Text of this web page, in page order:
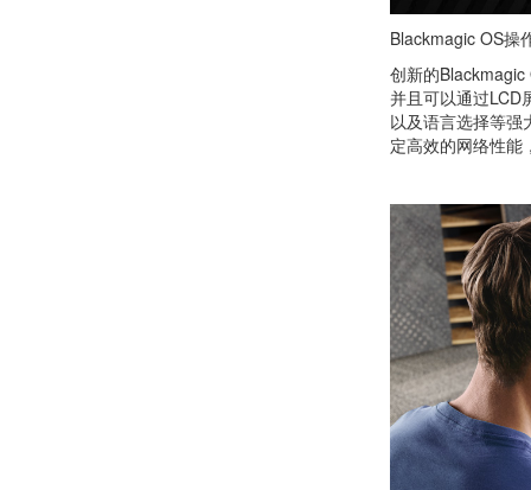
Blackmagic OS操
创新的
并且可以通过LCD
以及语言选择等强
定高效的网络性